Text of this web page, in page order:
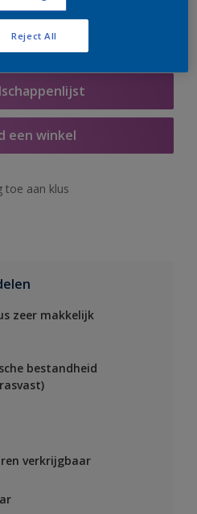
een winkel
toe aan klus
zeer makkelijk
bestandheid
verkrijgbaar
Reject All